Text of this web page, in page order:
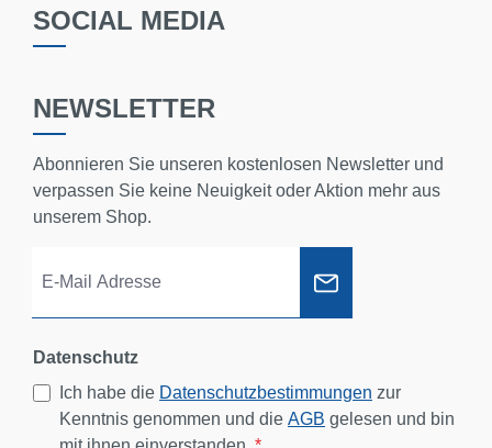
SOCIAL MEDIA
NEWSLETTER
Abonnieren Sie unseren kostenlosen Newsletter und
verpassen Sie keine Neuigkeit oder Aktion mehr aus
unserem Shop.
Datenschutz
Ich habe die Datenschutzbestimmungen zur
Kenntnis genommen und die AGB gelesen und bin